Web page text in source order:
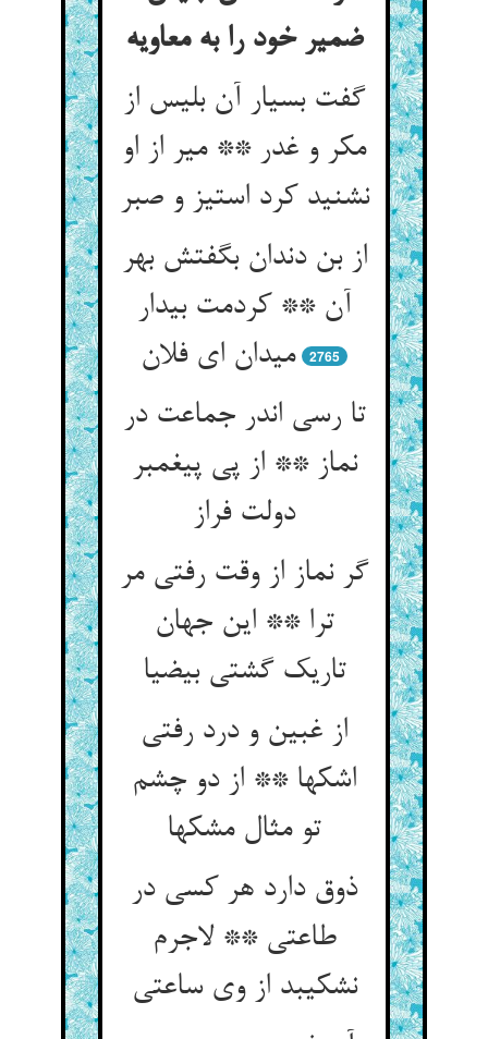
ضمیر خود را به معاویه‏
گفت بسیار آن بلیس از
مکر و غدر ** میر از او
نشنید کرد استیز و صبر
از بن دندان بگفتش بهر
آن ** کردمت بیدار
می‏دان ای فلان‏
2765
تا رسی اندر جماعت در
نماز ** از پی پیغمبر
دولت فراز
گر نماز از وقت رفتی مر
ترا ** این جهان
تاریک گشتی بی‏ضیا
از غبین و درد رفتی
اشکها ** از دو چشم
تو مثال مشکها
ذوق دارد هر کسی در
طاعتی ** لاجرم
نشکیبد از وی ساعتی‏